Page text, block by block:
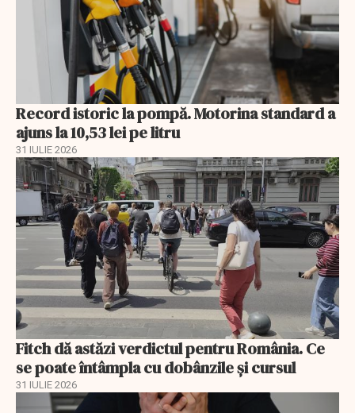
Record istoric la pompă. Motorina standard a
ajuns la 10,53 lei pe litru
31 IULIE 2026
Fitch dă astăzi verdictul pentru România. Ce
se poate întâmpla cu dobânzile și cursul
31 IULIE 2026